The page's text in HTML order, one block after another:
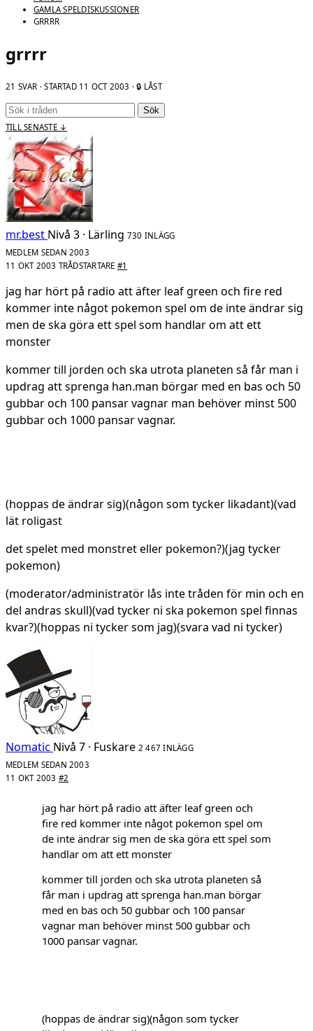
GAMLA SPELDISKUSSIONER
GRRRR
grrrr
21 SVAR · STARTAD 11 OCT 2003 · 🔒 LÅST
Sök
TILL SENASTE ↓
mr.best Nivå 3 · Lärling 730 INLÄGG
MEDLEM SEDAN 2003
11 OKT 2003 TRÅDSTARTARE #1
jag har hört på radio att äfter leaf green och fire red
kommer inte något pokemon spel om de inte ändrar sig
men de ska göra ett spel som handlar om att ett
monster
kommer till jorden och ska utrota planeten så får man i
updrag att sprenga han.man börgar med en bas och 50
gubbar och 100 pansar vagnar man behöver minst 500
gubbar och 1000 pansar vagnar.
(hoppas de ändrar sig)(någon som tycker likadant)(vad
lät roligast
det spelet med monstret eller pokemon?)(jag tycker
pokemon)
(moderator/administratör lås inte tråden för min och en
del andras skull)(vad tycker ni ska pokemon spel finnas
kvar?)(hoppas ni tycker som jag)(svara vad ni tycker)
Nomatic Nivå 7 · Fuskare 2 467 INLÄGG
MEDLEM SEDAN 2003
11 OKT 2003 #2
jag har hört på radio att äfter leaf green och
fire red kommer inte något pokemon spel om
de inte ändrar sig men de ska göra ett spel som
handlar om att ett monster
kommer till jorden och ska utrota planeten så
får man i updrag att sprenga han.man börgar
med en bas och 50 gubbar och 100 pansar
vagnar man behöver minst 500 gubbar och
1000 pansar vagnar.
(hoppas de ändrar sig)(någon som tycker